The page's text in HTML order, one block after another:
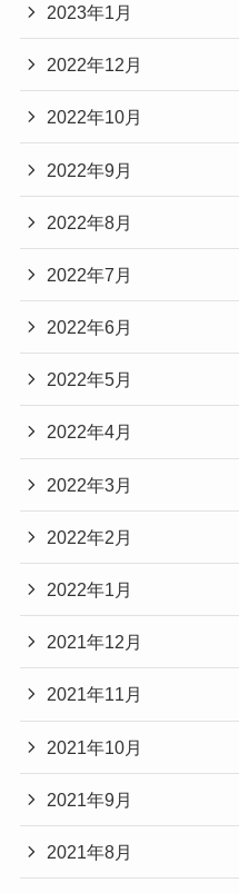
2023年1月
2022年12月
2022年10月
2022年9月
2022年8月
2022年7月
2022年6月
2022年5月
2022年4月
2022年3月
2022年2月
2022年1月
2021年12月
2021年11月
2021年10月
2021年9月
2021年8月